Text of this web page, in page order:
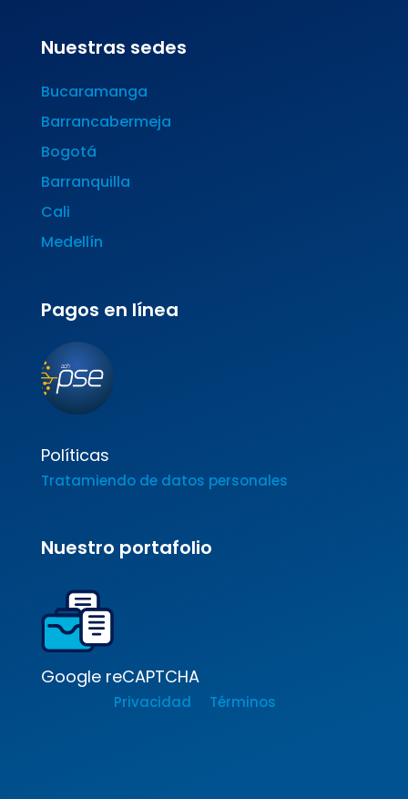
Nuestras sedes
Bucaramanga
Barrancabermeja
Bogotá
Barranquilla
Cali
Medellín
Pagos en línea
Políticas
Tratamiendo de datos personales
Nuestro portafolio
Google reCAPTCHA
Privacidad Términos